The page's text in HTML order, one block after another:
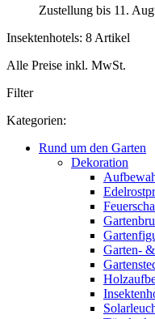
Zustellung bis 11.
Insektenhotels: 8 Artikel
Alle Preise inkl. MwSt.
Filter
Kategorien:
Rund um den Garten
Dekoration
Garten-